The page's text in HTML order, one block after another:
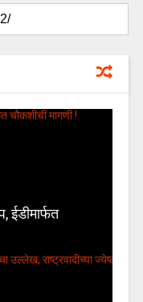
ईडीमार्फत